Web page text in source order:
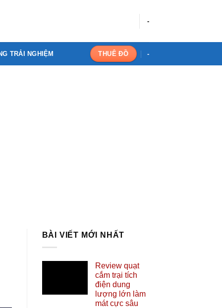
-
TRẢI NGHIỆM THUÊ ĐỒ -
BÀI VIẾT MỚI NHẤT
Review quạt
cắm trại tích
điện dung
lượng lớn làm
mát cực sâu